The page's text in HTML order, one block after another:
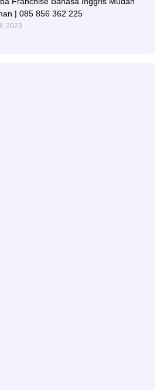
| 085 856 362 225
2023